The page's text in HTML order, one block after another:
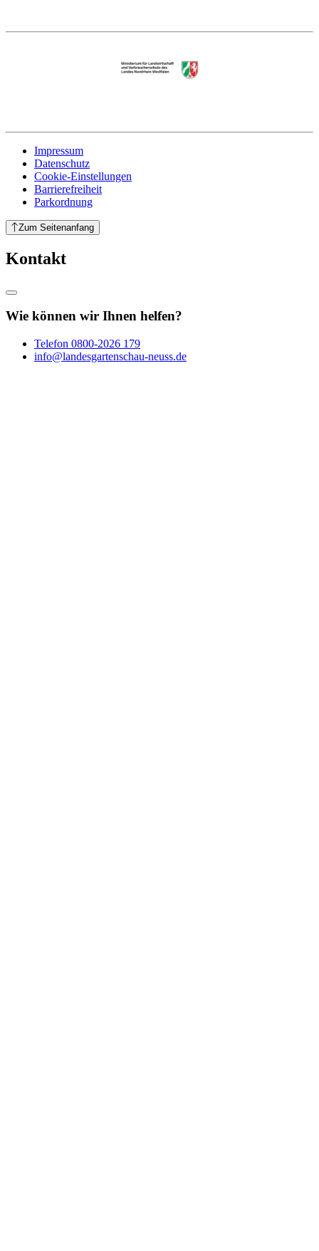
Impressum
Datenschutz
Cookie-Einstellungen
Barrierefreiheit
Parkordnung
Zum Seitenanfang
Kontakt
Wie können wir Ihnen helfen?
Telefon 0800-2026 179
info@landesgartenschau-neuss.de